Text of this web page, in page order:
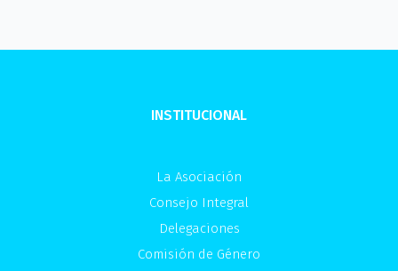
INSTITUCIONAL
La Asociación
Consejo Integral
Delegaciones
Comisión de Género